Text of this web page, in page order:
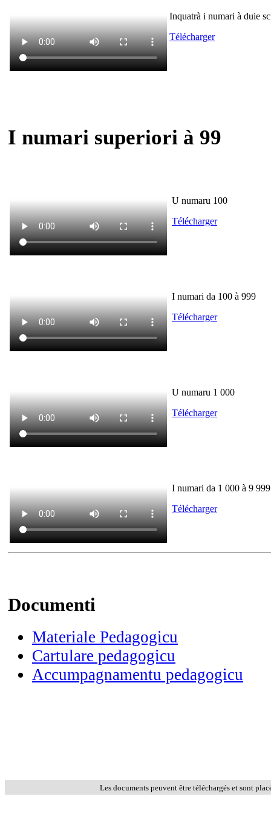
Inquatrà i numari à duie
Télécharger
I numari superiori à 99
U numaru 100
Télécharger
I numari da 100 à 999
Télécharger
U numaru 1 000
Télécharger
I numari da 1 000 à 9 999
Télécharger
Documenti
Materiale Pedagogicu
Cartulare pedagogicu
Accumpagnamentu pedagogicu
Les documents peuvent être téléchargés et sont